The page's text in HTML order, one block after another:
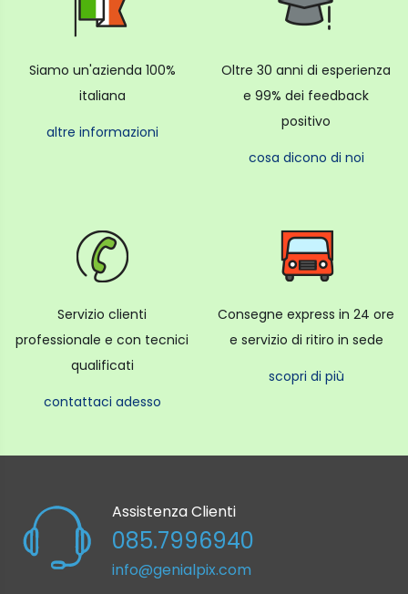
Siamo un'azienda 100%
italiana
altre informazioni
Oltre 30 anni di esperienza
e 99% dei feedback
positivo
cosa dicono di noi
Servizio clienti
professionale e con tecnici
qualificati
contattaci adesso
Consegne express in 24 ore
e servizio di ritiro in sede
scopri di più
Assistenza Clienti
085.7996940
info@genialpix.com